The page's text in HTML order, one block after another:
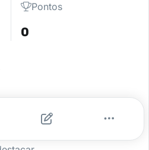
Pontos
0
da sua